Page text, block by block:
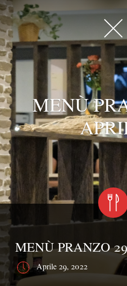
MENÙ
MENÙ PRANZO
Aprile 29, 2022